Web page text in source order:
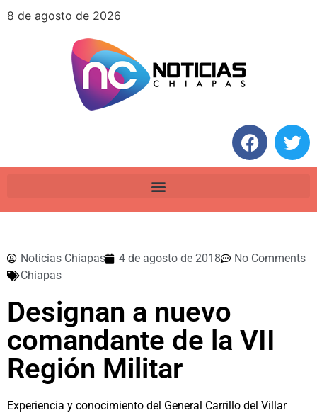
8 de agosto de 2026
Noticias Chiapas 4 de agosto de 2018
No Comments
Chiapas
Designan a nuevo
comandante de la VII
Región Militar
Experiencia y conocimiento del General Carrillo del Villar